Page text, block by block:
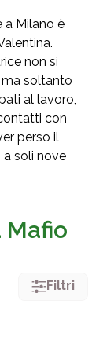
a Milano è
non si
ma soltanto
al lavoro,
con
perso il
a soli nove
Mafio
Filtri